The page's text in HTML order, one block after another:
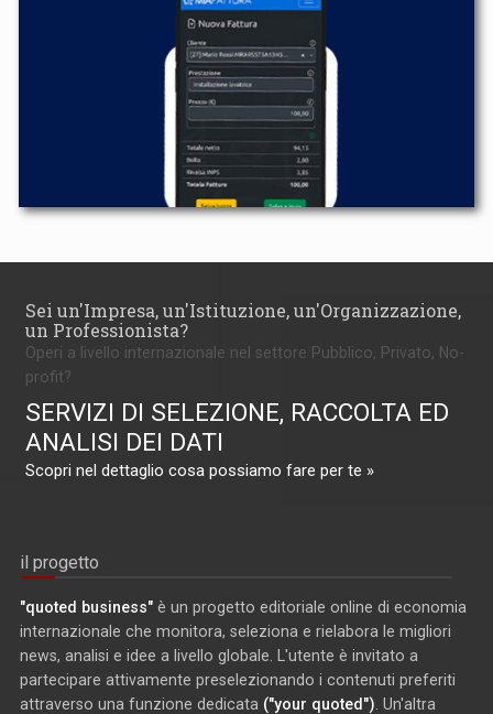
Sei un'Impresa, un'Istituzione, un'Organizzazione,
un Professionista?
Operi a livello internazionale nel settore Pubblico, Privato, No-
profit?
SERVIZI DI SELEZIONE, RACCOLTA ED
ANALISI DEI DATI
Scopri nel dettaglio cosa possiamo fare per te »
il progetto
"quoted business" è un progetto editoriale online di economia
internazionale che monitora, seleziona e rielabora le migliori
news, analisi e idee a livello globale. L'utente è invitato a
partecipare attivamente preselezionando i contenuti preferiti
attraverso una funzione dedicata ("your quoted") . Un'altra